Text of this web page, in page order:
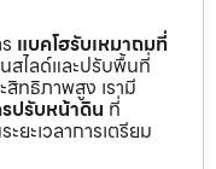
แบคโฮรับเหมาถมที่
สไลด์และปรับพื้นที่
ทธิภาพสูง เรามี
ปรับหน้าดิน ที่
ยะเวลาการเตรียม